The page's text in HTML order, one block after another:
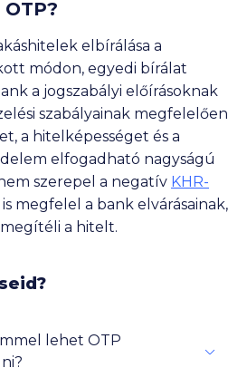
elbírálása a
módon, egyedi bírálat
a jogszabályi előírásoknak
szabályainak megfelelően
a hitelképességet és a
elfogadható nagyságú
szerepel a negatív KHR-
megfelel a bank elvárásainak,
a hitelt.
lehet OTP